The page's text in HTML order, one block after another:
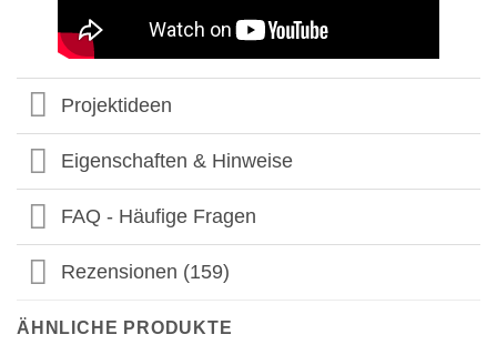
Projektideen
Eigenschaften & Hinweise
FAQ - Häufige Fragen
Rezensionen (159)
ÄHNLICHE PRODUKTE